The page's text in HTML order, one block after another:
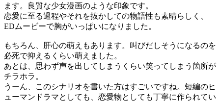
ます。良質な少女漫画のような印象です。
恋愛に至る過程やそれを抜かしての物語性も素晴らしく、
EDムービーで胸がいっぱいになりました。
もちろん、肝心の萌えもあります。叫びだしそうになるのを
必死で抑えるくらい萌えました。
あとは、思わず声を出してしまうくらい笑ってしまう箇所が
チラホラ。
うーん、このシナリオを書いた方はすごいですね。短編のヒ
ューマンドラマとしても、恋愛物としても丁寧に作られてい